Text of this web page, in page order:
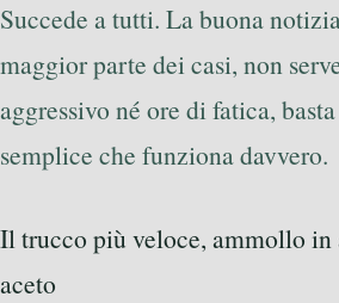
Succede a tutti. La buona
maggior parte dei casi, non
aggressivo né ore di fatica,
semplice che funziona davvero.
Il trucco più veloce, ammollo in
aceto